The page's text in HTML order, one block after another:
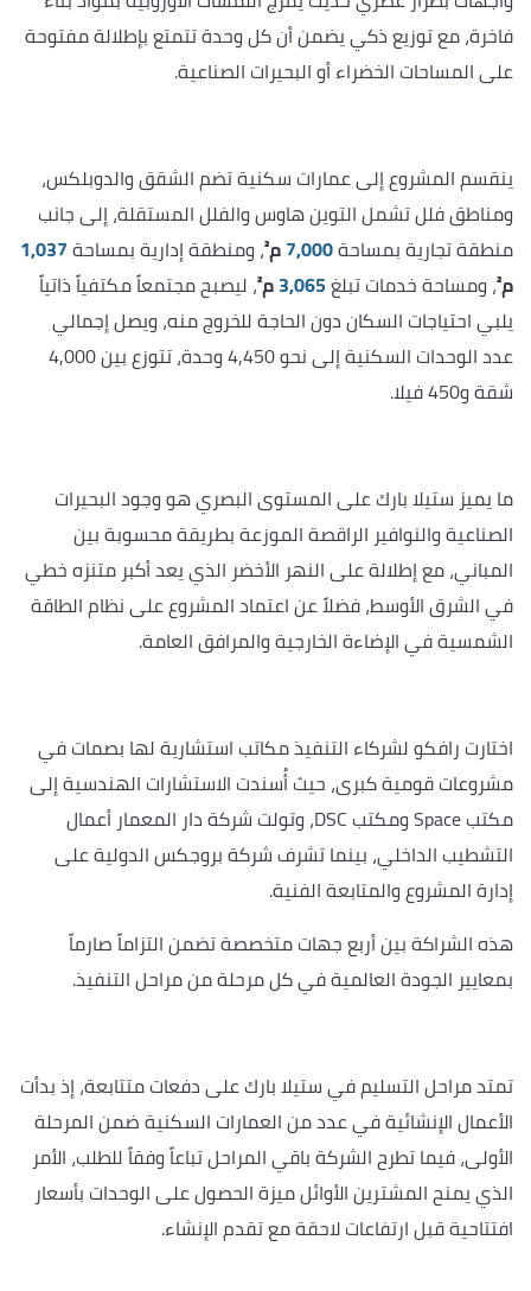
فاخرة، مع توزيع ذكي يضمن أن كل وحدة تتمتع بإطلالة مفتوحة
على المساحات الخضراء أو البحيرات الصناعية.
ينقسم المشروع إلى عمارات سكنية تضم الشقق والدوبلكس،
ومناطق فلل تشمل التوين هاوس والفلل المستقلة، إلى جانب
منطقة تجارية بمساحة7,000م²، ومنطقة إدارية بمساحة1,037
م²، ومساحة خدمات تبلغ3,065م²، ليصبح مجتمعاً مكتفياً ذاتياً
يلبي احتياجات السكان دون الحاجة للخروج منه، ويصل إجمالي
عدد الوحدات السكنية إلى نحو 4,450 وحدة، تتوزع بين 4,000
شقة و450 فيلا.
ما يميز ستيلا بارك على المستوى البصري هو وجود البحيرات
الصناعية والنوافير الراقصة الموزعة بطريقة محسوبة بين
المباني، مع إطلالة على النهر الأخضر الذي يعد أكبر متنزه خطي
في الشرق الأوسط، فضلاً عن اعتماد المشروع على نظام الطاقة
الشمسية في الإضاءة الخارجية والمرافق العامة.
اختارت رافكو لشركاء التنفيذ مكاتب استشارية لها بصمات في
مشروعات قومية كبرى، حيث أُسندت الاستشارات الهندسية إلى
مكتب Space ومكتب DSC، وتولت شركة دار المعمار أعمال
التشطيب الداخلي، بينما تشرف شركة بروجكس الدولية على
إدارة المشروع والمتابعة الفنية.
هذه الشراكة بين أربع جهات متخصصة تضمن التزاماً صارماً
بمعايير الجودة العالمية في كل مرحلة من مراحل التنفيذ.
تمتد مراحل التسليم في ستيلا بارك على دفعات متتابعة، إذ بدأت
الأعمال الإنشائية في عدد من العمارات السكنية ضمن المرحلة
الأولى، فيما تطرح الشركة باقي المراحل تباعاً وفقاً للطلب، الأمر
الذي يمنح المشترين الأوائل ميزة الحصول على الوحدات بأسعار
افتتاحية قبل ارتفاعات لاحقة مع تقدم الإنشاء.